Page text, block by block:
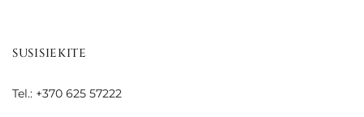
SUSISIEKITE
Tel.: +370 625 57222